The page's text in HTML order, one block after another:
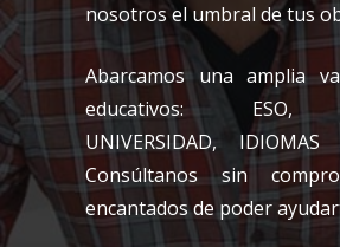
nosotros el umbral de tus
Abarcamos una amplia
educativos: ESO,
UNIVERSIDAD, IDIOMAS
Consúltanos sin
encantados de poder